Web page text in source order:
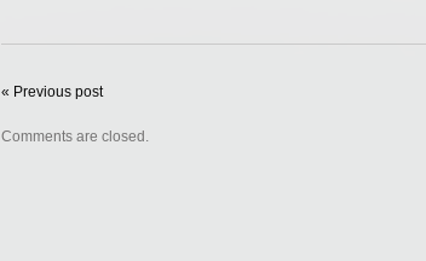
« Previous post
Comments are closed.